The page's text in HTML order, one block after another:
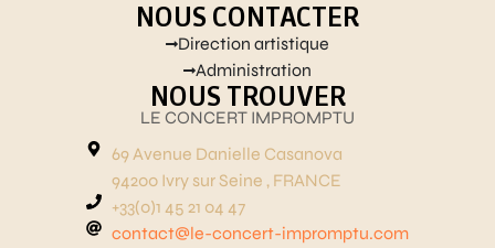
NOUS CONTACTER
Direction artistique
Administration
NOUS TROUVER
LE CONCERT IMPROMPTU
69 Avenue Danielle Casanova
94200 Ivry sur Seine , FRANCE
+33(0)1 45 21 04 47
contact@le-concert-impromptu.com